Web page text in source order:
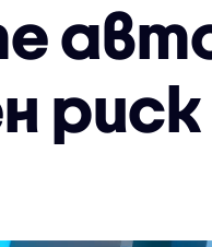
риск